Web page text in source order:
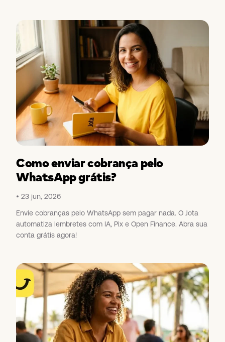
Como enviar cobrança pelo
WhatsApp grátis?
23 jun, 2026
Envie cobranças pelo WhatsApp sem pagar nada. O Jota
automatiza lembretes com IA, Pix e Open Finance. Abra sua
conta grátis agora!